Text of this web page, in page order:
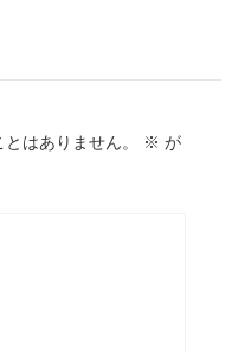
はありません。 ※ が